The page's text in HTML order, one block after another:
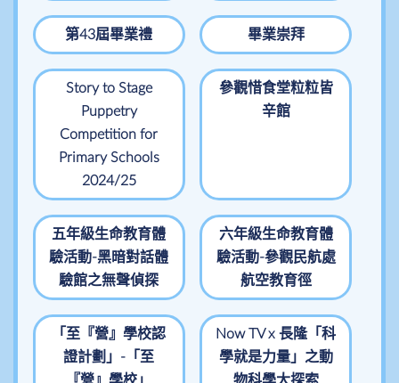
第43屆畢業禮 畢業崇拜
Story to Stage
Puppetry
Competition for
Primary Schools
2024/25
參觀惜食堂粒粒皆
辛館
五年級生命教育體
驗活動-黑暗對話體
驗館之無聲偵探
六年級生命教育體
驗活動-參觀民航處
航空教育徑
「至『營』學校認
證計劃」-「至
Now TV x 長隆「科
學就是力量」之動